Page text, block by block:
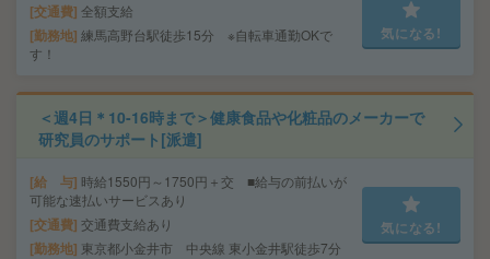
交通費 全額支給
勤務地 練馬高野台駅徒歩15分 ※自転車通勤OKで
す！
気になる!
＜週4日＊10-16時まで＞健康食品や化粧品のメーカーで
研究員のサポート[派遣]
給 与 時給1550円～1750円＋交 ■給与の前払いが
可能な速払いサービスあり
交通費 交通費支給あり
勤務地 東京都小金井市 中央線 東小金井駅徒歩7分
気になる!